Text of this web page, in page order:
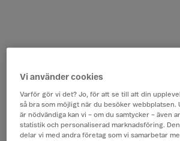
Vi använder cookies
Varför gör vi det? Jo, för att se till att din
så bra som möjligt när du besöker webbplatsen.
är nödvändiga kan vi – om du samtycker – även
statistik och personaliserad marknadsföring.
delar vi med andra företag som vi samarbetar